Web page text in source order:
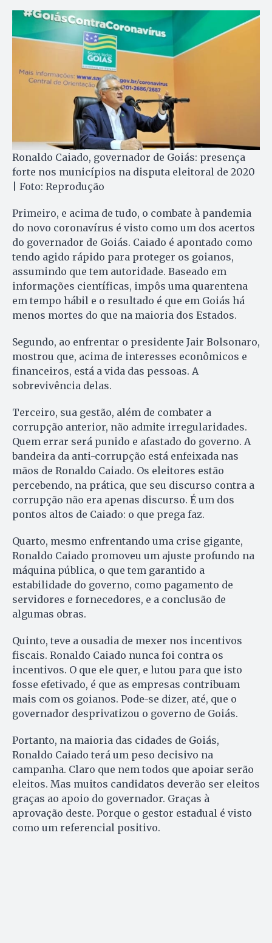
Ronaldo Caiado, governador de Goiás: presença
forte nos municípios na disputa eleitoral de 2020
| Foto: Reprodução
Primeiro, e acima de tudo, o combate à pandemia
do novo coronavírus é visto como um dos acertos
do governador de Goiás. Caiado é apontado como
tendo agido rápido para proteger os goianos,
assumindo que tem autoridade. Baseado em
informações científicas, impôs uma quarentena
em tempo hábil e o resultado é que em Goiás há
menos mortes do que na maioria dos Estados.
Segundo, ao enfrentar o presidente Jair Bolsonaro,
mostrou que, acima de interesses econômicos e
financeiros, está a vida das pessoas. A
sobrevivência delas.
Terceiro, sua gestão, além de combater a
corrupção anterior, não admite irregularidades.
Quem errar será punido e afastado do governo. A
bandeira da anti-corrupção está enfeixada nas
mãos de Ronaldo Caiado. Os eleitores estão
percebendo, na prática, que seu discurso contra a
corrupção não era apenas discurso. É um dos
pontos altos de Caiado: o que prega faz.
Quarto, mesmo enfrentando uma crise gigante,
Ronaldo Caiado promoveu um ajuste profundo na
máquina pública, o que tem garantido a
estabilidade do governo, como pagamento de
servidores e fornecedores, e a conclusão de
algumas obras.
Quinto, teve a ousadia de mexer nos incentivos
fiscais. Ronaldo Caiado nunca foi contra os
incentivos. O que ele quer, e lutou para que isto
fosse efetivado, é que as empresas contribuam
mais com os goianos. Pode-se dizer, até, que o
governador desprivatizou o governo de Goiás.
Portanto, na maioria das cidades de Goiás,
Ronaldo Caiado terá um peso decisivo na
campanha. Claro que nem todos que apoiar serão
eleitos. Mas muitos candidatos deverão ser eleitos
graças ao apoio do governador. Graças à
aprovação deste. Porque o gestor estadual é visto
como um referencial positivo.